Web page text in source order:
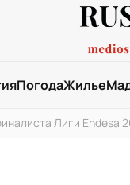
ПогодаЖилье
Лиги Endesa